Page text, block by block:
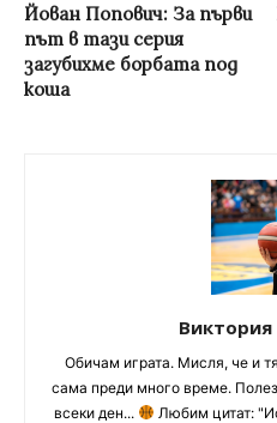
Йован Попович: За първи
път в тази серия
загубихме борбата под
коша
Обичам играта. Мисля, че и
сама преди много време.
всеки ден...
Любим цитат: